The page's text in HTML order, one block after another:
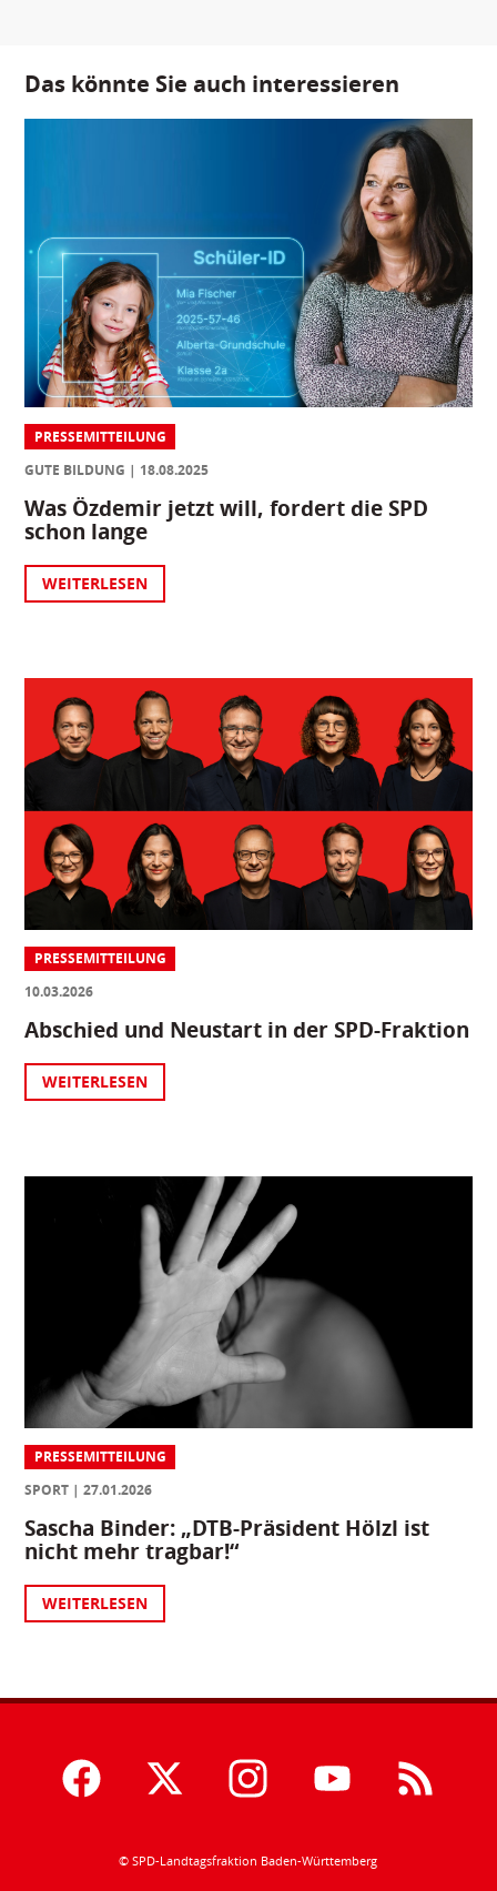
Das könnte Sie auch interessieren
PRESSEMITTEILUNG
GUTE BILDUNG
18.08.2025
Was Özdemir jetzt will, fordert die SPD
schon lange
WEITERLESEN
PRESSEMITTEILUNG
10.03.2026
Abschied und Neustart in der SPD-Fraktion
WEITERLESEN
PRESSEMITTEILUNG
SPORT
27.01.2026
Sascha Binder: „DTB-Präsident Hölzl ist
nicht mehr tragbar!“
WEITERLESEN
© SPD-Landtagsfraktion Baden-Württemberg